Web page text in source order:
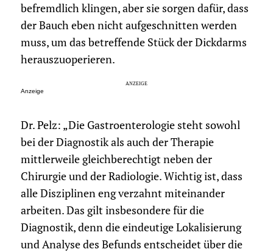
befremdlich klingen, aber sie sorgen dafür, dass
der Bauch eben nicht aufgeschnitten werden
muss, um das betreffende Stück der Dickdarms
herauszuoperieren.
Anzeige
Dr. Pelz: „Die Gastroenterologie steht sowohl
bei der Diagnostik als auch der Therapie
mittlerweile gleichberechtigt neben der
Chirurgie und der Radiologie. Wichtig ist, dass
alle Disziplinen eng verzahnt miteinander
arbeiten. Das gilt insbesondere für die
Diagnostik, denn die eindeutige Lokalisierung
und Analyse des Befunds entscheidet über die